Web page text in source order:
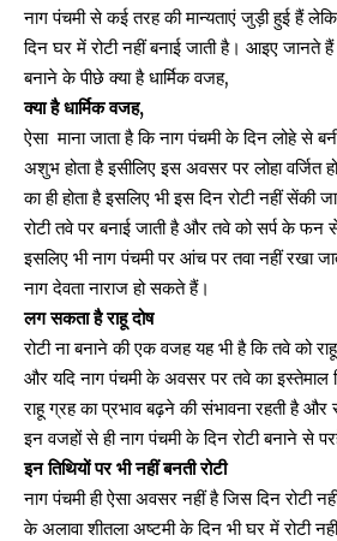
नाग पंचमी से कई तरह की मान्यताएं जुड़ी हुई हैं
दिन घर में रोटी नहीं बनाई जाती है। आइए जानते हैं
बनाने के पीछे क्या है धार्मिक वजह,
क्या है धार्मिक वजह,
ऐसा माना जाता है कि नाग पंचमी के दिन लोहे से
अशुभ होता है इसीलिए इस अवसर पर लोहा वर्जित
का ही होता है इसलिए भी इस दिन रोटी नहीं सेंकी
रोटी तवे पर बनाई जाती है और तवे को सर्प के फन
इसलिए भी नाग पंचमी पर आंच पर तवा नहीं रखा
नाग देवता नाराज हो सकते हैं।
लग सकता है राहू दोष
रोटी ना बनाने की एक वजह यह भी है कि तवे को
और यदिनाग पंचमीके अवसर पर तवे का इस्तेमाल
राहू ग्रह का प्रभाव बढ़ने की संभावना रहती है और
इन वजहों से ही नाग पंचमी के दिन रोटी बनाने से
इन तिथियों पर भी नहीं बनती रोटी
नाग पंचमी ही ऐसा अवसर नहीं है जिस दिन रोटी
के अलावा शीतला अष्टमी के दिन भी घर में रोटी